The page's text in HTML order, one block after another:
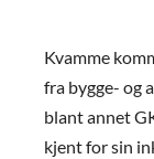
Kvamme
fra bygge- og
blant annet
kjent for sin